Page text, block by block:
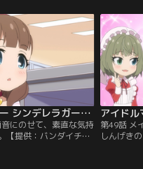
アイドルマスター シンデレラガールズ劇場 CLIMAX SEASON 第48話
にのせて、素直な気持
【提供：バンダイチャ
第49話 メ
しんげき